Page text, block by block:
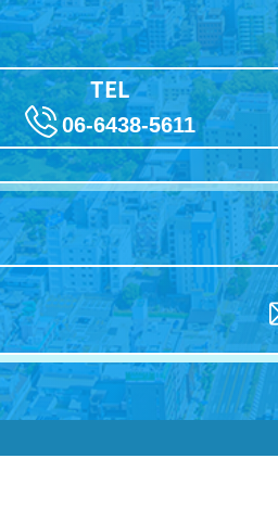
TEL
06-6438-5611